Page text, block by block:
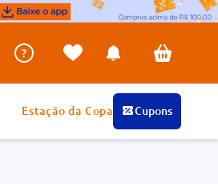
Estação da Copa Cupons